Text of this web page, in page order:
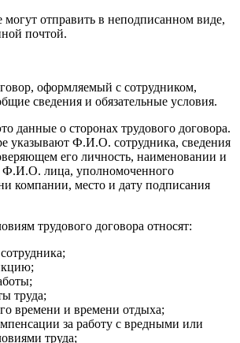
отправить в неподписанном виде,
почтой.
оформляемый с сотрудником,
сведения и обязательные условия.
данные о сторонах трудового договора.
указывают Ф.И.О. сотрудника, сведения
его личность, наименовании и
Ф.И.О. лица, уполномоченного
компании, место и дату подписания
трудового договора относят:
труда;
времени и времени отдыха;
за работу с вредными или
труда;